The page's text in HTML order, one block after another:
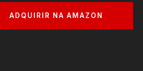
ADQUIRIR NA AMAZON